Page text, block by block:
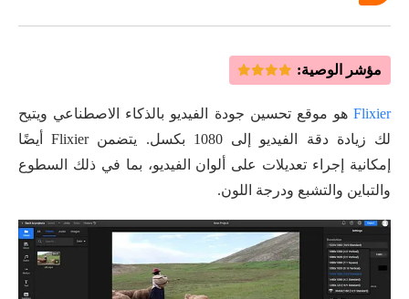
مؤشر الوصية:
Flixier هو موقع تحسين جودة الفيديو بالذكاء الاصطناعي ويتيح
لك زيادة دقة الفيديو إلى 1080 بكسل. يتضمن Flixier أيضًا
إمكانية إجراء تعديلات على ألوان الفيديو، بما في ذلك السطوع
والتباين والتشبع ودرجة اللون.